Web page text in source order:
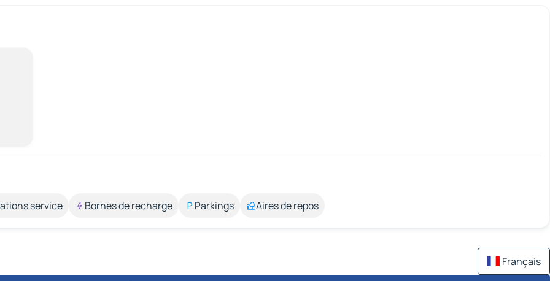
service Bornes de recharge Parkings Aires de repos
Français